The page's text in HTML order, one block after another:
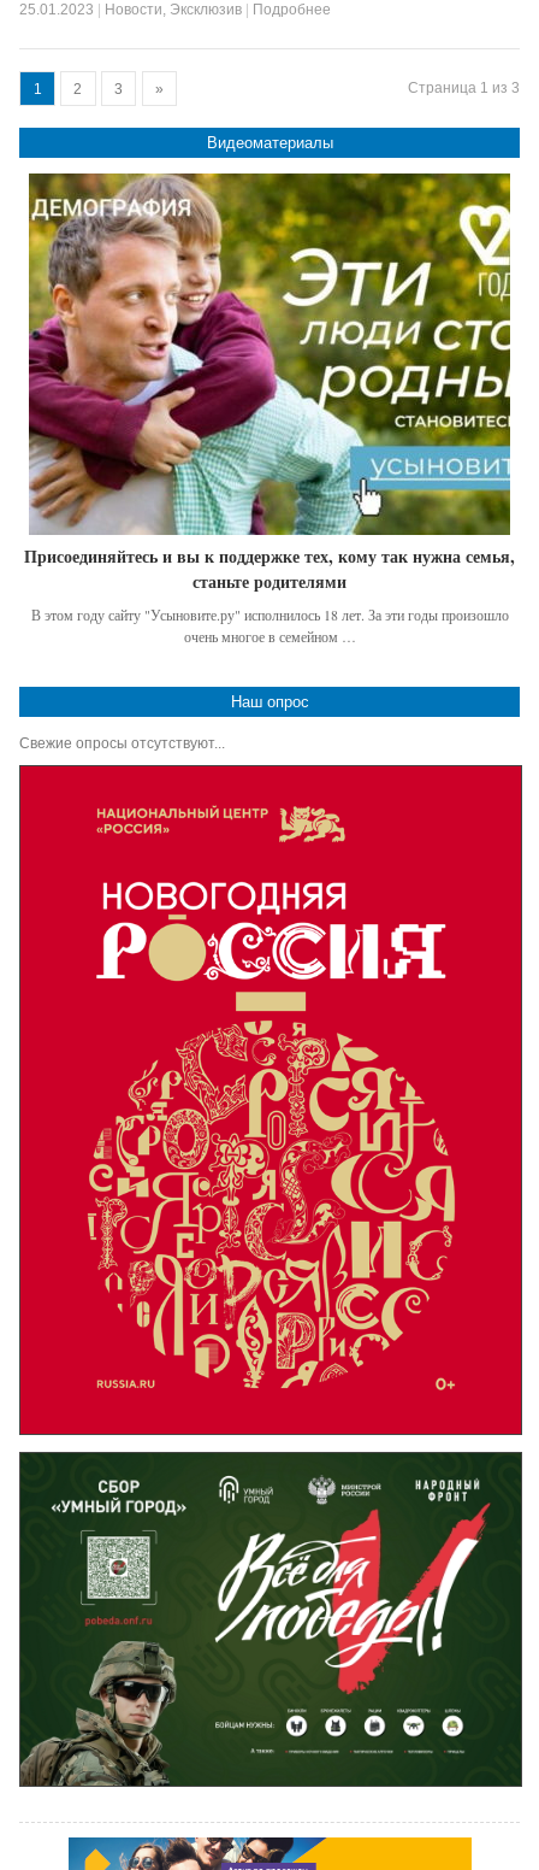
25.01.2023 Новости, Эксклюзив Подробнее
Страница 1 из 3
1 2 3 »
Видеоматериалы
Присоединяйтесь и вы к поддержке тех, кому так нужна семья,
станьте родителями
В этом году сайту "Усыновите.ру" исполнилось 18 лет. За эти годы произошло
очень многое в семейном …
Наш опрос
Свежие опросы отсутствуют...